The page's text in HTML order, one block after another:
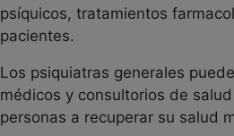
psíquicos, tratamientos
pacientes.
Los psiquiatras generales
médicos y consultorios de
personas a recuperar su salud